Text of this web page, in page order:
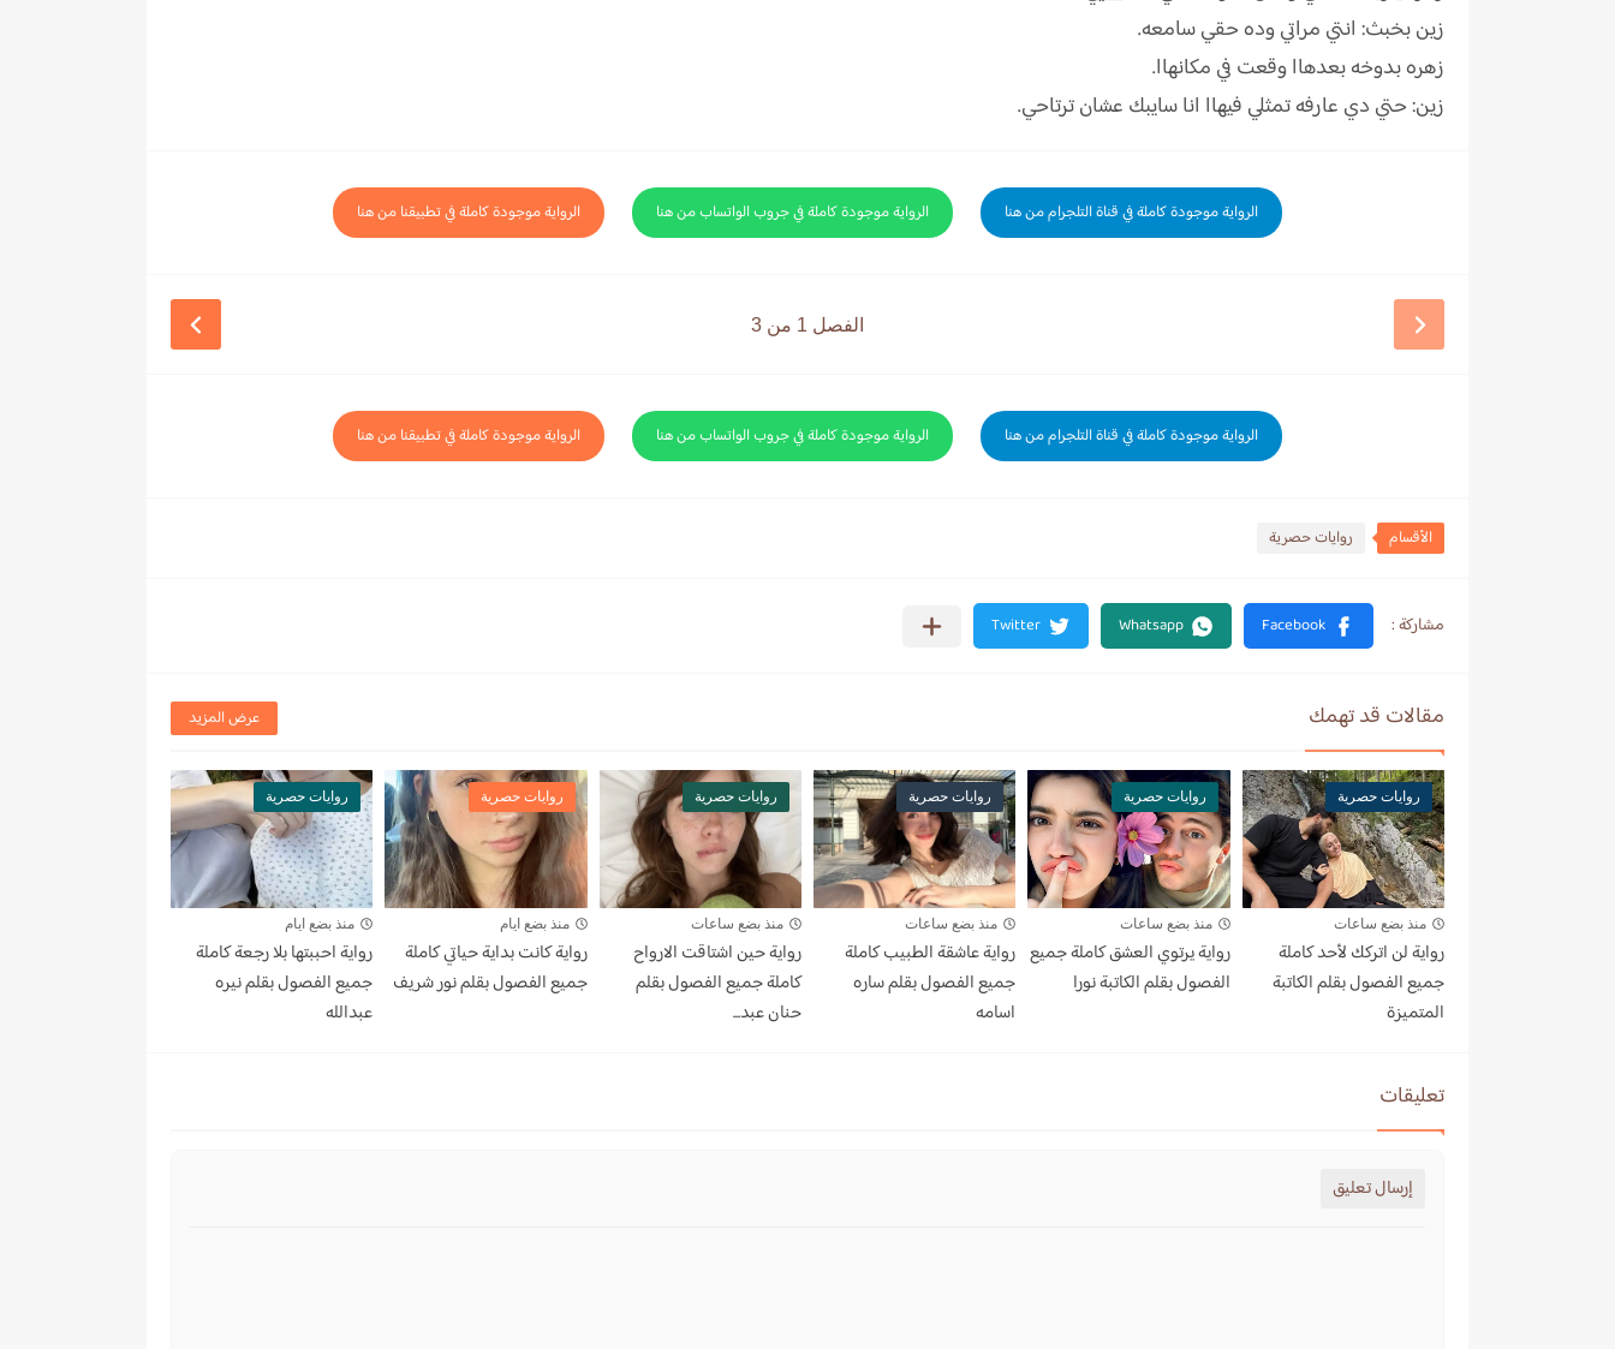
زين بخبث: انتي مراتي وده حقي سامعه.
زهره بدوخه بعدهاا وقعت في مكانهاا.
زين: حتي دي عارفه تمثلي فيهاا انا سايبك عشان ترتاحي.
الرواية موجودة كاملة في قناة التلجرام من هنا الرواية موجودة كاملة في جروب الواتساب من هنا الرواية موجودة كاملة في تطبيقنا من هنا
الفصل 1 من 3
الرواية موجودة كاملة في قناة التلجرام من هنا الرواية موجودة كاملة في جروب الواتساب من هنا الرواية موجودة كاملة في تطبيقنا من هنا
الأقسام روايات حصرية
مقالات قد تهمك عرض المزيد
روايات حصرية
منذ بضع ساعات
رواية لن اتركك لأحد كاملة
جميع الفصول بقلم الكاتبة
المتميزة
روايات حصرية
منذ بضع ساعات
رواية يرتوي العشق كاملة جميع
الفصول بقلم الكاتبة نورا
روايات حصرية
منذ بضع ساعات
رواية عاشقة الطبيب كاملة
جميع الفصول بقلم ساره
اسامه
روايات حصرية
منذ بضع ساعات
رواية حين اشتاقت الارواح
كاملة جميع الفصول بقلم
حنان عبد...
روايات حصرية
منذ بضع ايام
رواية كانت بداية حياتي كاملة
جميع الفصول بقلم نور شريف
روايات حصرية
منذ بضع ايام
رواية احببتها بلا رجعة كاملة
جميع الفصول بقلم نيره
عبدالله
تعليقات
إرسال تعليق